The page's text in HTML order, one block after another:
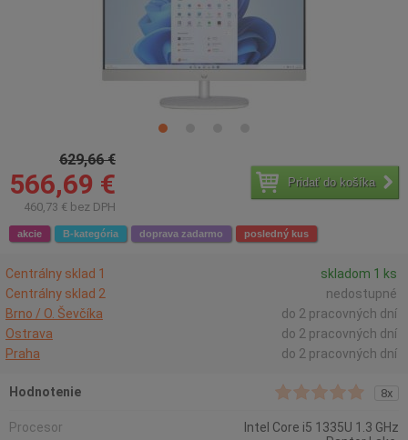
629,66 €
566,69 €
460,73 € bez DPH
Pridať do košíka
akcie B-kategória doprava zadarmo posledný kus
Centrálny sklad 1
skladom 1 ks
Centrálny sklad 2
nedostupné
Brno / O. Ševčíka
do 2 pracovných dní
Ostrava
do 2 pracovných dní
Praha
do 2 pracovných dní
Hodnotenie 8x
Procesor
Intel Core i5 1335U 1.3 GHz